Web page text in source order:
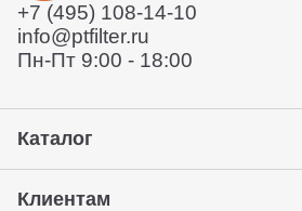
+7 (495) 108-14-10
info@ptfilter.ru
Пн-Пт 9:00 - 18:00
Каталог
Клиентам